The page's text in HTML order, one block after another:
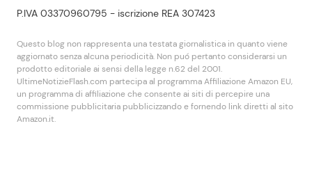
P.IVA 03370960795 - iscrizione REA 307423
Questo blog non rappresenta una testata giornalistica in quanto viene
aggiornato senza alcuna periodicità. Non puó pertanto considerarsi un
prodotto editoriale ai sensi della legge n.62 del 2001.
UltimeNotizieFlash.com partecipa al programma Affiliazione Amazon EU,
un programma di affiliazione che consente ai siti di percepire una
commissione pubblicitaria pubblicizzando e fornendo link diretti al sito
Amazon.it.